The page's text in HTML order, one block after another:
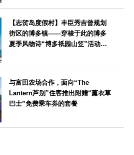
【志贺岛度假村】丰臣秀吉曾规划
街区的博多镇——穿梭于此的博多
夏季风物诗“博多祇园山笠”活动期
与富田农场合作，面向“The
Lantern芦别”住客推出附赠“薰衣草
巴士”免费乘车券的套餐